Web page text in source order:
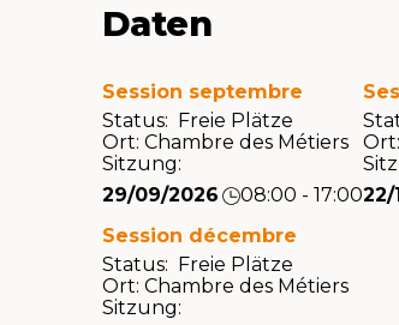
Daten
Session septembre
Status: Freie Plätze
Ort: Chambre des Métiers
Sitzung:
29/09/2026
08:00 - 17:00
Ort:
22/
Session décembre
Status: Freie Plätze
Ort: Chambre des Métiers
Sitzung: